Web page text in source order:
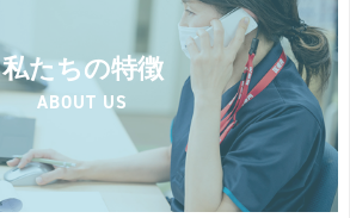
私たちの特徴
ABOUT US